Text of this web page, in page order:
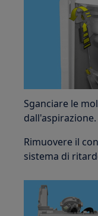
Sganciare le
dall'aspirazione.
Rimuovere il
sistema di